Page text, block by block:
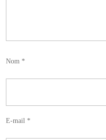
Nom *
E-mail *